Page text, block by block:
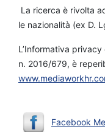
La ricerca è rivolta
le nazionalità (ex D.
L’Informativa
n. 2016/679, è
Facebook